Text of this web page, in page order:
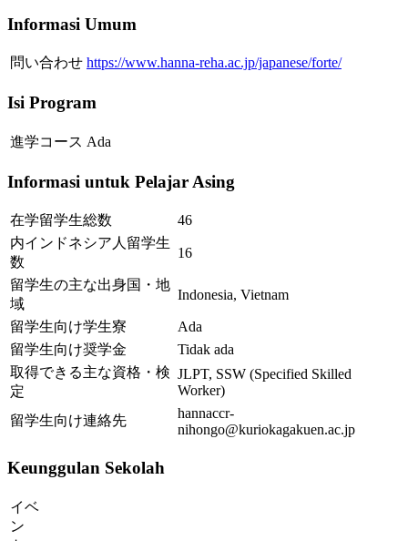
Informasi Umum
問い合わせ https://www.hanna-reha.ac.jp/japanese/forte/
Isi Program
進学コース Ada
Informasi untuk Pelajar Asing
在学留学生総数
46
内インドネシア人留学生
数
16
留学生の主な出身国・地
域
Indonesia, Vietnam
留学生向け学生寮
Ada
留学生向け奨学金
Tidak ada
取得できる主な資格・検
定
JLPT, SSW (Specified Skilled
Worker)
留学生向け連絡先
hannaccr-
nihongo@kuriokagakuen.ac.jp
Keunggulan Sekolah
イベ
ン